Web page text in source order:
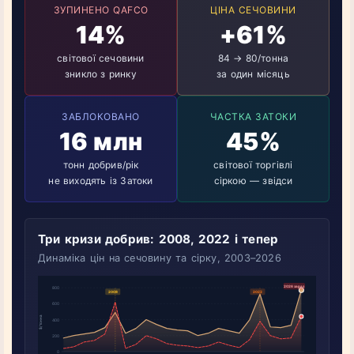
ЗУПИНЕНО QAFCO
14%
світової сечовини
зникло з ринку
ЦІНА СЕЧОВИНИ
+61%
84 → 80/тонна
за один місяць
ЗАБЛОКОВАНО
16 млн
тонн добрив/рік
не виходять із Затоки
ЧАСТКА ЗАТОКИ
45%
світової торгівлі
сіркою — звідси
Три кризи добрив: 2008, 2022 і тепер
Динаміка цін на сечовину та сірку, 2003–2026